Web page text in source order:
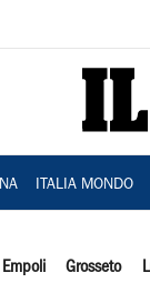
ITALIA MONDO
Empoli Grosseto